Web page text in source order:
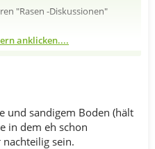
"Rasen -Diskussionen"
(nicht alle zwei Tage,
anklicken....
und sandigem Boden (hält
in dem eh schon
sein.